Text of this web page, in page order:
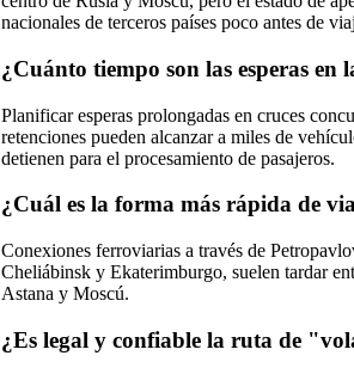
nacionales de terceros países poco antes de
¿Cuánto tiempo son las esperas en
Planificar esperas prolongadas en cruces
retenciones pueden alcanzar a miles de
detienen para el procesamiento de pasajeros.
¿Cuál es la forma más rápida de
Conexiones ferroviarias a través de
Cheliábinsk y Ekaterimburgo, suelen tardar
Astana y Moscú.
¿Es legal y confiable la ruta de